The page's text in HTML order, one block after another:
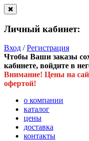
Личный кабинет:
Вход /Регистрация
Чтобы Ваши заказы
кабинете, войдите в
Внимание! Цены на
офертой!
о компании
каталог
цены
доставка
контакты